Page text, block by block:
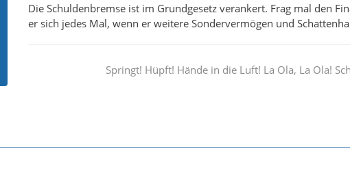
Die Schuldenbremse ist im Grundgesetz verankert. Frag mal den
er sich jedes Mal, wenn er weitere Sondervermögen und
Springt! Hüpft! Hände in die Luft! La Ola, La Ola!